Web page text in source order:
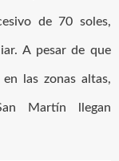
de 70 soles,
A pesar de que
las zonas altas,
Martín llegan